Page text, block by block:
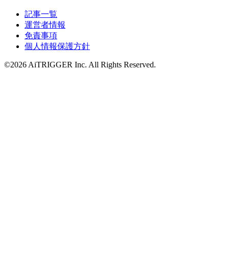
記事一覧
運営者情報
免責事項
個人情報保護方針
©2026 AiTRIGGER Inc. All Rights Reserved.